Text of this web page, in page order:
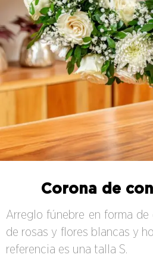
Corona de
Arreglo fúnebre en forma
de rosas y flores blancas y
referencia es una talla S.